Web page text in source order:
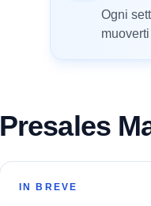
Ogni
Presales
IN BREVE